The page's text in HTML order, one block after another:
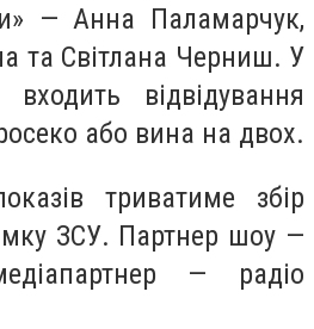
— Анна Паламарчук,
та Світлана Черниш. У
входить відвідування
або вина на двох.
триватиме збір
ЗСУ. Партнер шоу —
— радіо